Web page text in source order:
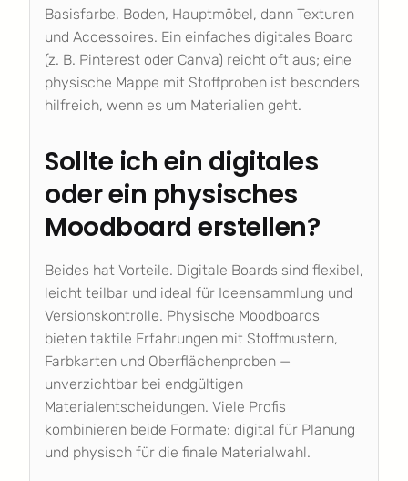
Basisfarbe, Boden, Hauptmöbel, dann Texturen
und Accessoires. Ein einfaches digitales Board
(z. B. Pinterest oder Canva) reicht oft aus; eine
physische Mappe mit Stoffproben ist besonders
hilfreich, wenn es um Materialien geht.
Sollte ich ein digitales
oder ein physisches
Moodboard erstellen?
Beides hat Vorteile. Digitale Boards sind flexibel,
leicht teilbar und ideal für Ideensammlung und
Versionskontrolle. Physische Moodboards
bieten taktile Erfahrungen mit Stoffmustern,
Farbkarten und Oberflächenproben —
unverzichtbar bei endgültigen
Materialentscheidungen. Viele Profis
kombinieren beide Formate: digital für Planung
und physisch für die finale Materialwahl.